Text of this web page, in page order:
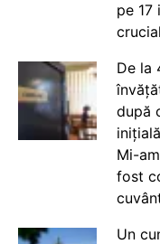
pe 17
crucial
De la
după
Mi-
fost
Un